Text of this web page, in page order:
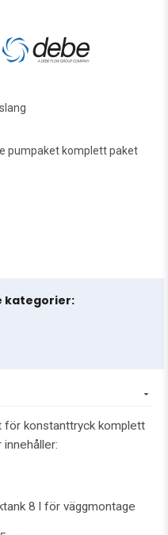
pumpaket komplett paket
kategorier:
för konstanttryck komplett
8 l för väggmontage